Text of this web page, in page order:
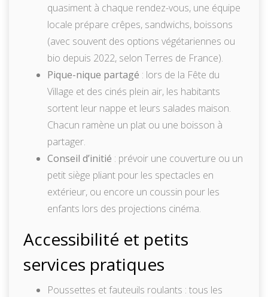
quasiment à chaque rendez-vous, une équipe
locale prépare crêpes, sandwichs, boissons
(avec souvent des options végétariennes ou
bio depuis 2022, selon Terres de France).
Pique-nique partagé : lors de la Fête du
Village et des cinés plein air, les habitants
sortent leur nappe et leurs salades maison.
Chacun ramène un plat ou une boisson à
partager.
Conseil d’initié : prévoir une couverture ou un
petit siège pliant pour les spectacles en
extérieur, ou encore un coussin pour les
enfants lors des projections cinéma.
Accessibilité et petits
services pratiques
Poussettes et fauteuils roulants : tous les